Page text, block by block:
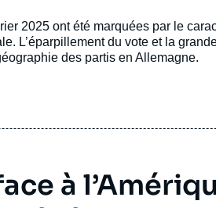
2025 ont été marquées par le
L’éparpillement du vote et la
des partis en Allemagne.
à